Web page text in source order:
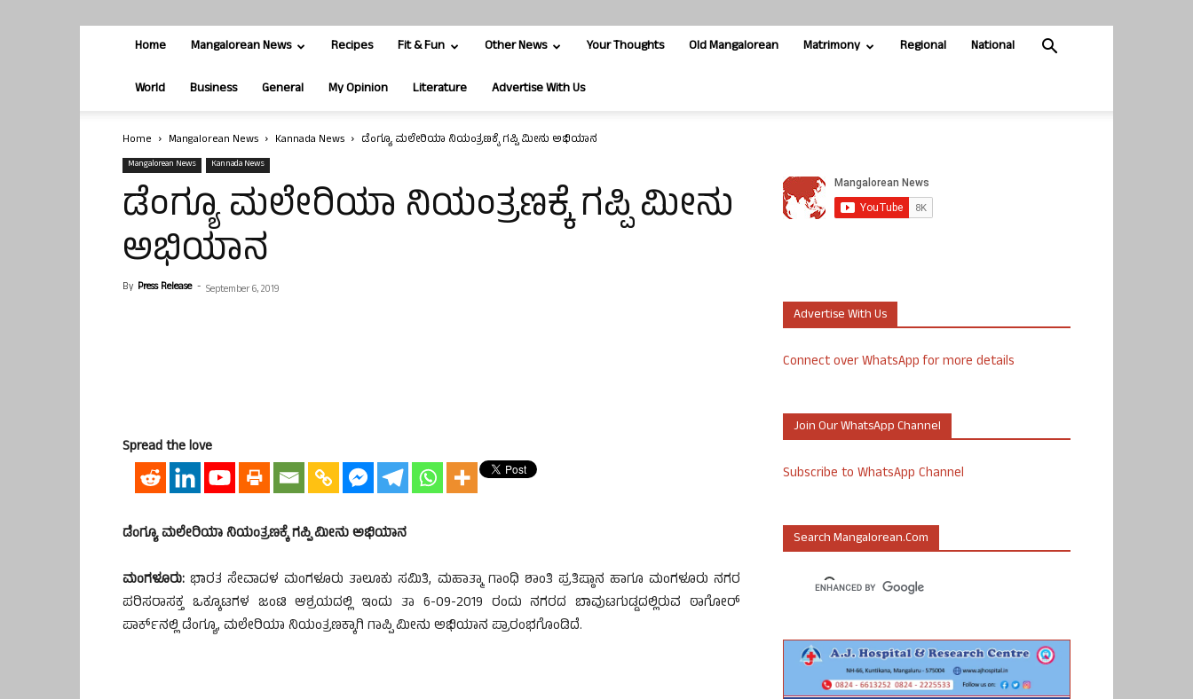
Home Mangalorean News Recipes Fit & Fun Other News Your Thoughts Old Mangalorean Matrimony Regional National
World Business General My Opinion Literature Advertise With Us
Home Mangalorean News Kannada News ಡೆಂಗ್ಯೂ ಮಲೇರಿಯಾ ನಿಯಂತ್ರಣಕ್ಕೆ ಗಪ್ಪಿ ಮೀನು ಅಭಿಯಾನ
Mangalorean News Kannada News
ಡೆಂಗ್ಯೂ ಮಲೇರಿಯಾ ನಿಯಂತ್ರಣಕ್ಕೆ ಗಪ್ಪಿ ಮೀನು
ಅಭಿಯಾನ
By Press Release - September 6, 2019
Spread the love
ಡೆಂಗ್ಯೂ ಮಲೇರಿಯಾ ನಿಯಂತ್ರಣಕ್ಕೆ ಗಪ್ಪಿ ಮೀನು ಅಭಿಯಾನ
ಮಂಗಳೂರು: ಭಾರತ ಸೇವಾದಳ ಮಂಗಳೂರು ತಾಲೂಕು ಸಮಿತಿ, ಮಹಾತ್ಮಾ ಗಾಂಧಿ ಶಾಂತಿ ಪ್ರತಿಷ್ಠಾನ ಹಾಗೂ ಮಂಗಳೂರು ನಗರ
ಪರಿಸರಾಸಕ್ತ ಒಕ್ಕೂಟಗಳ ಜಂಟಿ ಆಶ್ರಯದಲ್ಲಿ ಇಂದು ತಾ 6-09-2019 ರಂದು ನಗರದ ಬಾವುಟಗುಡ್ಡದಲ್ಲಿರುವ ಠಾಗೋರ್
ಪಾರ್ಕ್‍ನಲ್ಲಿ ಡೆಂಗ್ಯೂ, ಮಲೇರಿಯಾ ನಿಯಂತ್ರಣಕ್ಕಾಗಿ ಗಾಪ್ಪಿ ಮೀನು ಅಭಿಯಾನ ಪ್ರಾರಂಭಗೊಂಡಿದೆ.
Advertise With Us
Connect over WhatsApp for more details
Join Our WhatsApp Channel
Subscribe to WhatsApp Channel
Search Mangalorean.com